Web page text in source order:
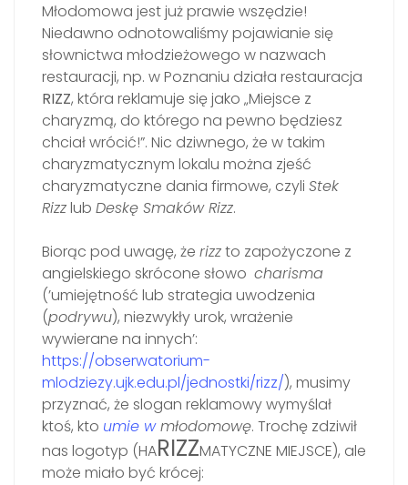
Młodomowa jest już prawie wszędzie!
Niedawno odnotowaliśmy pojawianie się
słownictwa młodzieżowego w nazwach
restauracji, np. w Poznaniu działa restauracja
RIZZ, która reklamuje się jako „Miejsce z
charyzmą, do którego na pewno będziesz
chciał wrócić!”. Nic dziwnego, że w takim
charyzmatycznym lokalu można zjeść
charyzmatyczne dania firmowe, czyli Stek
Rizzlub Deskę Smaków Rizz.
Biorąc pod uwagę, że rizzto zapożyczone z
angielskiego skrócone słowo charisma
(’umiejętność lub strategia uwodzenia
(podrywu), niezwykły urok, wrażenie
wywierane na innych’:
https://obserwatorium-
mlodziezy.ujk.edu.pl/jednostki/rizz/), musimy
przyznać, że slogan reklamowy wymyślał
ktoś, kto umie wmłodomowę. Trochę zdziwił
nas logotyp (HARIZZMATYCZNE MIEJSCE), ale
może miało być krócej: